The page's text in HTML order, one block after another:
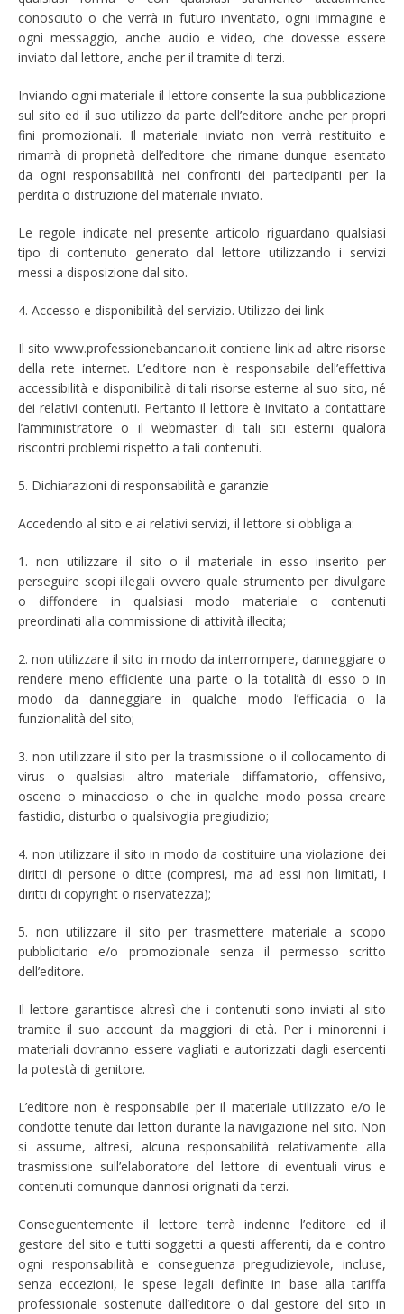
conosciuto o che verrà in futuro inventato, ogni immagine e
ogni messaggio, anche audio e video, che dovesse essere
inviato dal lettore, anche per il tramite di terzi.
Inviando ogni materiale il lettore consente la sua pubblicazione
sul sito ed il suo utilizzo da parte dell’editore anche per propri
fini promozionali. Il materiale inviato non verrà restituito e
rimarrà di proprietà dell’editore che rimane dunque esentato
da ogni responsabilità nei confronti dei partecipanti per la
perdita o distruzione del materiale inviato.
Le regole indicate nel presente articolo riguardano qualsiasi
tipo di contenuto generato dal lettore utilizzando i servizi
messi a disposizione dal sito.
4. Accesso e disponibilità del servizio. Utilizzo dei link
Il sito www.professionebancario.it contiene link ad altre risorse
della rete internet. L’editore non è responsabile dell’effettiva
accessibilità e disponibilità di tali risorse esterne al suo sito, né
dei relativi contenuti. Pertanto il lettore è invitato a contattare
l’amministratore o il webmaster di tali siti esterni qualora
riscontri problemi rispetto a tali contenuti.
5. Dichiarazioni di responsabilità e garanzie
Accedendo al sito e ai relativi servizi, il lettore si obbliga a:
1. non utilizzare il sito o il materiale in esso inserito per
perseguire scopi illegali ovvero quale strumento per divulgare
o diffondere in qualsiasi modo materiale o contenuti
preordinati alla commissione di attività illecita;
2. non utilizzare il sito in modo da interrompere, danneggiare o
rendere meno efficiente una parte o la totalità di esso o in
modo da danneggiare in qualche modo l’efficacia o la
funzionalità del sito;
3. non utilizzare il sito per la trasmissione o il collocamento di
virus o qualsiasi altro materiale diffamatorio, offensivo,
osceno o minaccioso o che in qualche modo possa creare
fastidio, disturbo o qualsivoglia pregiudizio;
4. non utilizzare il sito in modo da costituire una violazione dei
diritti di persone o ditte (compresi, ma ad essi non limitati, i
diritti di copyright o riservatezza);
5. non utilizzare il sito per trasmettere materiale a scopo
pubblicitario e/o promozionale senza il permesso scritto
dell’editore.
Il lettore garantisce altresì che i contenuti sono inviati al sito
tramite il suo account da maggiori di età. Per i minorenni i
materiali dovranno essere vagliati e autorizzati dagli esercenti
la potestà di genitore.
L’editore non è responsabile per il materiale utilizzato e/o le
condotte tenute dai lettori durante la navigazione nel sito. Non
si assume, altresì, alcuna responsabilità relativamente alla
trasmissione sull’elaboratore del lettore di eventuali virus e
contenuti comunque dannosi originati da terzi.
Conseguentemente il lettore terrà indenne l’editore ed il
gestore del sito e tutti soggetti a questi afferenti, da e contro
ogni responsabilità e conseguenza pregiudizievole, incluse,
senza eccezioni, le spese legali definite in base alla tariffa
professionale sostenute dall’editore o dal gestore del sito in